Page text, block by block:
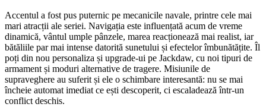
Accentul a fost pus puternic pe mecanicile navale, printre cele mai
mari atracții ale seriei. Navigația este influențată acum de vreme
dinamică, vântul umple pânzele, marea reacționează mai realist, iar
bătăliile par mai intense datorită sunetului și efectelor îmbunătățite. Îl
poți din nou personaliza și upgrade-ui pe Jackdaw, cu noi tipuri de
armament și moduri alternative de tragere. Misiunile de
supraveghere au suferit și ele o schimbare interesantă: nu se mai
încheie automat imediat ce ești descoperit, ci escaladează într-un
conflict deschis.